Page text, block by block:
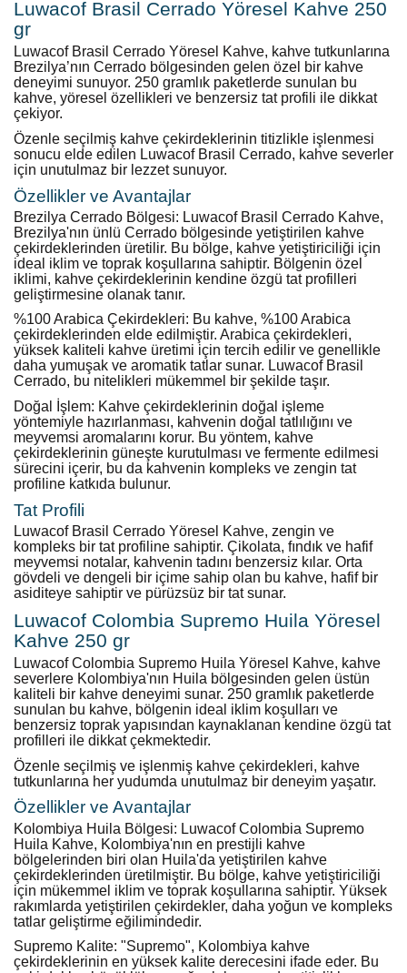
Luwacof Brasil Cerrado Yöresel Kahve 250
gr
Luwacof Brasil Cerrado Yöresel Kahve, kahve tutkunlarına
Brezilya’nın Cerrado bölgesinden gelen özel bir kahve
deneyimi sunuyor. 250 gramlık paketlerde sunulan bu
kahve, yöresel özellikleri ve benzersiz tat profili ile dikkat
çekiyor.
Özenle seçilmiş kahve çekirdeklerinin titizlikle işlenmesi
sonucu elde edilen Luwacof Brasil Cerrado, kahve severler
için unutulmaz bir lezzet sunuyor.
Özellikler ve Avantajlar
Brezilya Cerrado Bölgesi: Luwacof Brasil Cerrado Kahve,
Brezilya'nın ünlü Cerrado bölgesinde yetiştirilen kahve
çekirdeklerinden üretilir. Bu bölge, kahve yetiştiriciliği için
ideal iklim ve toprak koşullarına sahiptir. Bölgenin özel
iklimi, kahve çekirdeklerinin kendine özgü tat profilleri
geliştirmesine olanak tanır.
%100 Arabica Çekirdekleri: Bu kahve, %100 Arabica
çekirdeklerinden elde edilmiştir. Arabica çekirdekleri,
yüksek kaliteli kahve üretimi için tercih edilir ve genellikle
daha yumuşak ve aromatik tatlar sunar. Luwacof Brasil
Cerrado, bu nitelikleri mükemmel bir şekilde taşır.
Doğal İşlem: Kahve çekirdeklerinin doğal işleme
yöntemiyle hazırlanması, kahvenin doğal tatlılığını ve
meyvemsi aromalarını korur. Bu yöntem, kahve
çekirdeklerinin güneşte kurutulması ve fermente edilmesi
sürecini içerir, bu da kahvenin kompleks ve zengin tat
profiline katkıda bulunur.
Tat Profili
Luwacof Brasil Cerrado Yöresel Kahve, zengin ve
kompleks bir tat profiline sahiptir. Çikolata, fındık ve hafif
meyvemsi notalar, kahvenin tadını benzersiz kılar. Orta
gövdeli ve dengeli bir içime sahip olan bu kahve, hafif bir
asiditeye sahiptir ve pürüzsüz bir tat sunar.
Luwacof Colombia Supremo Huila Yöresel
Kahve 250 gr
Luwacof Colombia Supremo Huila Yöresel Kahve, kahve
severlere Kolombiya'nın Huila bölgesinden gelen üstün
kaliteli bir kahve deneyimi sunar. 250 gramlık paketlerde
sunulan bu kahve, bölgenin ideal iklim koşulları ve
benzersiz toprak yapısından kaynaklanan kendine özgü tat
profilleri ile dikkat çekmektedir.
Özenle seçilmiş ve işlenmiş kahve çekirdekleri, kahve
tutkunlarına her yudumda unutulmaz bir deneyim yaşatır.
Özellikler ve Avantajlar
Kolombiya Huila Bölgesi: Luwacof Colombia Supremo
Huila Kahve, Kolombiya'nın en prestijli kahve
bölgelerinden biri olan Huila'da yetiştirilen kahve
çekirdeklerinden üretilmiştir. Bu bölge, kahve yetiştiriciliği
için mükemmel iklim ve toprak koşullarına sahiptir. Yüksek
rakımlarda yetiştirilen çekirdekler, daha yoğun ve kompleks
tatlar geliştirme eğilimindedir.
Supremo Kalite: "Supremo", Kolombiya kahve
çekirdeklerinin en yüksek kalite derecesini ifade eder. Bu